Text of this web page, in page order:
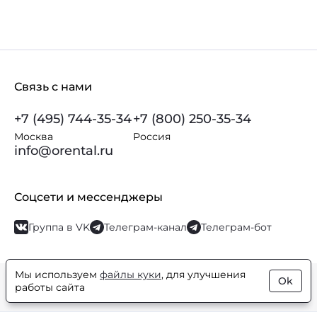
Связь с нами
+7 (495) 744-35-34
Москва
+7 (800) 250-35-34
Россия
info@orental.ru
Соцсети и мессенджеры
Группа в VK Телеграм-канал Телеграм-бот
© Orental.ru 2007–2026Интернет-магазин парфюмерии и
косметики
Мы используем файлы куки, для улучшения
работы сайта
Ok